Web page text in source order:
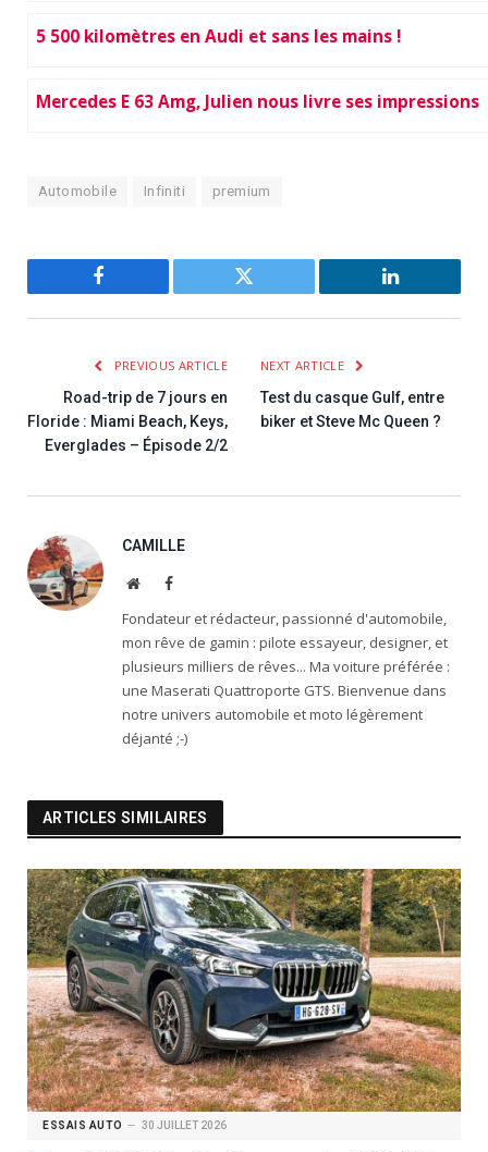
5 500 kilomètres en Audi et sans les mains !
Mercedes E 63 Amg, Julien nous livre ses impressions
Automobile Infiniti premium
Facebook Twitter LinkedIn
PREVIOUS ARTICLE
Road-trip de 7 jours en
Floride : Miami Beach, Keys,
Everglades – Épisode 2/2
NEXT ARTICLE
Test du casque Gulf, entre
biker et Steve Mc Queen ?
CAMILLE
WebsiteFacebook
Fondateur et rédacteur, passionné d'automobile,
mon rêve de gamin : pilote essayeur, designer, et
plusieurs milliers de rêves... Ma voiture préférée :
une Maserati Quattroporte GTS. Bienvenue dans
notre univers automobile et moto légèrement
déjanté ;-)
ARTICLES SIMILAIRES
ESSAIS AUTO 30 JUILLET 2026